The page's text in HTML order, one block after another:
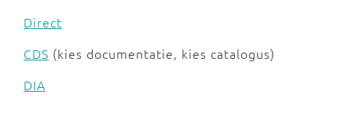
Direct
CDS (kies documentatie, kies catalogus)
DIA